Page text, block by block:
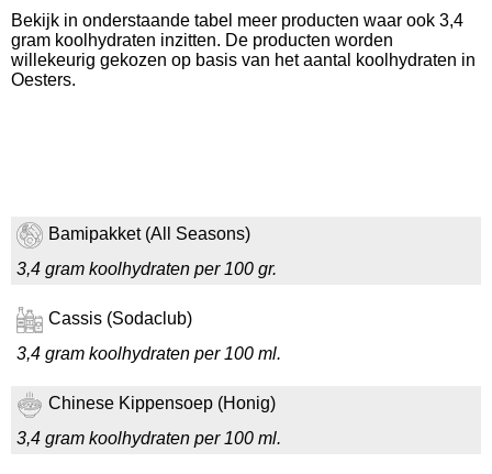
Bekijk in onderstaande tabel meer producten waar ook 3,4
gram koolhydraten inzitten. De producten worden
willekeurig gekozen op basis van het aantal koolhydraten in
Oesters.
Bamipakket (All Seasons)
3,4 gram koolhydraten per 100 gr.
Cassis (Sodaclub)
3,4 gram koolhydraten per 100 ml.
Chinese Kippensoep (Honig)
3,4 gram koolhydraten per 100 ml.